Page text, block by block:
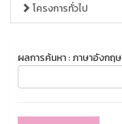
โครงการทั่วไป
ผลการค้นหา : ภาษาอังกฤษ